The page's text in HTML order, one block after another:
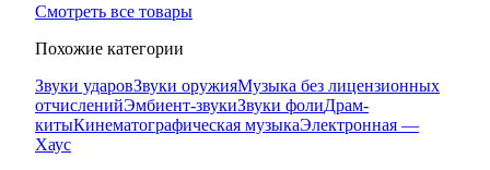
Смотреть все товары
Похожие категории
Звуки ударовЗвуки оружияМузыка без лицензионных
отчисленийЭмбиент-звукиЗвуки фолиДрам-
китыКинематографическая музыкаЭлектронная —
Хаус